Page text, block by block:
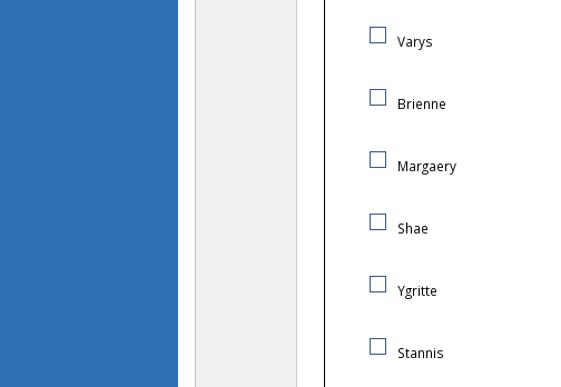
Varys
Brienne
Margaery
Shae
Ygritte
Stannis